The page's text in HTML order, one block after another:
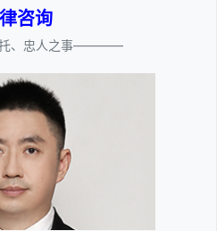
咨询
、忠人之事————